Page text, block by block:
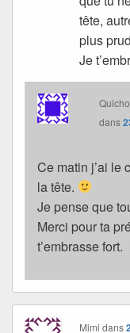
tête,
plus
Je
dans
Ce matin j’ai le
la tête.
Je pense que
Merci pour ta
t’embrasse fort.
Mimi dans